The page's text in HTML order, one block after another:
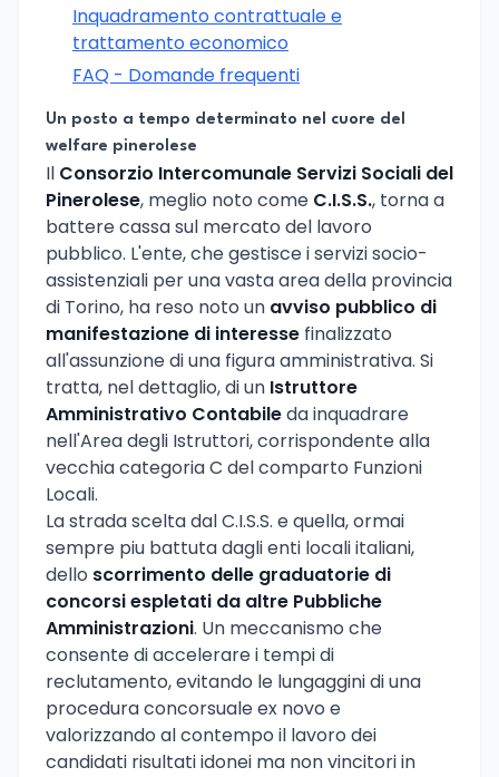
Inquadramento contrattuale e
trattamento economico
FAQ - Domande frequenti
Un posto a tempo determinato nel cuore del
welfare pinerolese
Il Consorzio Intercomunale Servizi Sociali del
Pinerolese, meglio noto come C.I.S.S., torna a
battere cassa sul mercato del lavoro
pubblico. L'ente, che gestisce i servizi socio-
assistenziali per una vasta area della provincia
di Torino, ha reso noto un avviso pubblico di
manifestazione di interesse finalizzato
all'assunzione di una figura amministrativa. Si
tratta, nel dettaglio, di un Istruttore
Amministrativo Contabileda inquadrare
nell'Area degli Istruttori, corrispondente alla
vecchia categoria C del comparto Funzioni
Locali.
La strada scelta dal C.I.S.S. e quella, ormai
sempre piu battuta dagli enti locali italiani,
dello scorrimento delle graduatorie di
concorsi espletati da altre Pubbliche
Amministrazioni. Un meccanismo che
consente di accelerare i tempi di
reclutamento, evitando le lungaggini di una
procedura concorsuale ex novo e
valorizzando al contempo il lavoro dei
candidati risultati idonei ma non vincitori in